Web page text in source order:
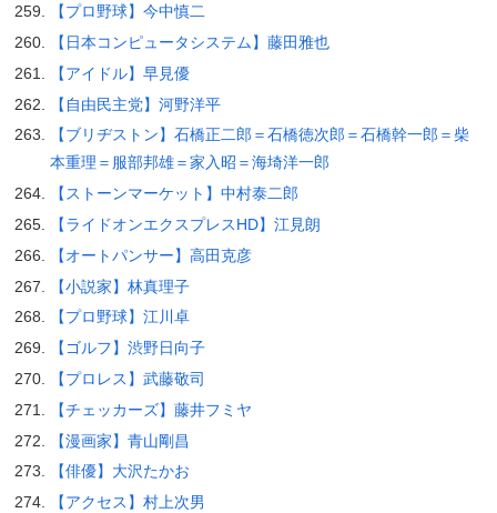
【プロ野球】今中慎二
【日本コンピュータシステム】藤田雅也
【アイドル】早見優
【自由民主党】河野洋平
【ブリヂストン】石橋正二郎＝石橋徳次郎＝石橋幹一郎＝柴
本重理＝服部邦雄＝家入昭＝海埼洋一郎
【ストーンマーケット】中村泰二郎
【ライドオンエクスプレスHD】江見朗
【オートパンサー】高田克彦
【小説家】林真理子
【プロ野球】江川卓
【ゴルフ】渋野日向子
【プロレス】武藤敬司
【チェッカーズ】藤井フミヤ
【漫画家】青山剛昌
【俳優】大沢たかお
【アクセス】村上次男